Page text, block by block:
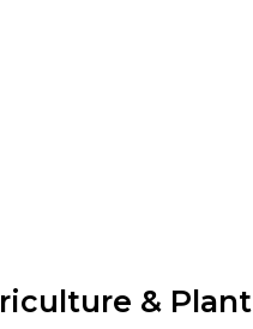
& Plant